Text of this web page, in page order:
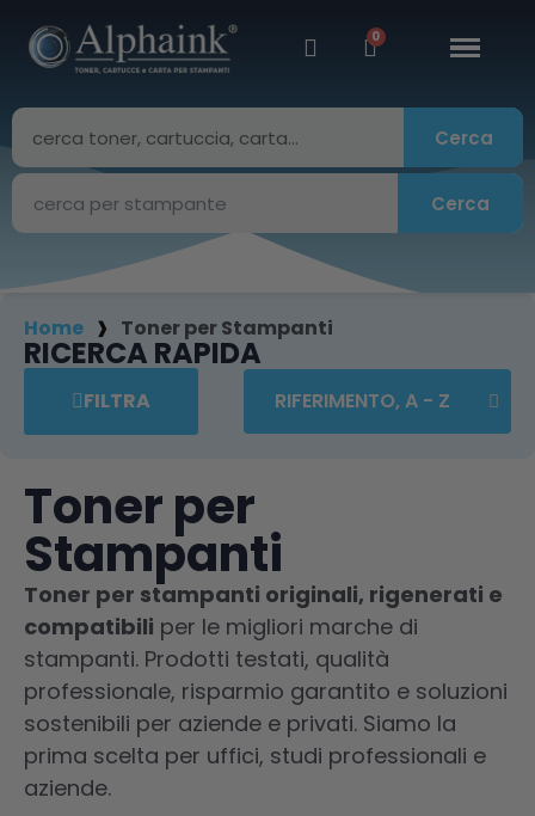
Cerca
Cerca
Home Toner per Stampanti
RICERCA RAPIDA
FILTRA
Toner per
Stampanti
Toner per stampanti originali, rigenerati e
compatibili per le migliori marche di
stampanti. Prodotti testati, qualità
professionale, risparmio garantito e soluzioni
sostenibili per aziende e privati. Siamo la
prima scelta per uffici, studi professionali e
aziende.